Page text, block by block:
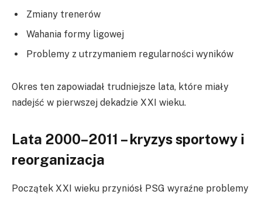
Zmiany trenerów
Wahania formy ligowej
Problemy z utrzymaniem regularności wyników
Okres ten zapowiadał trudniejsze lata, które miały
nadejść w pierwszej dekadzie XXI wieku.
Lata 2000–2011 – kryzys sportowy i
reorganizacja
Początek XXI wieku przyniósł PSG wyraźne problemy